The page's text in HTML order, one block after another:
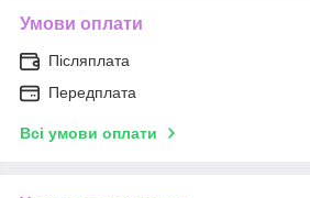
Умови оплати
Післяплата
Передплата
Всі умови оплати